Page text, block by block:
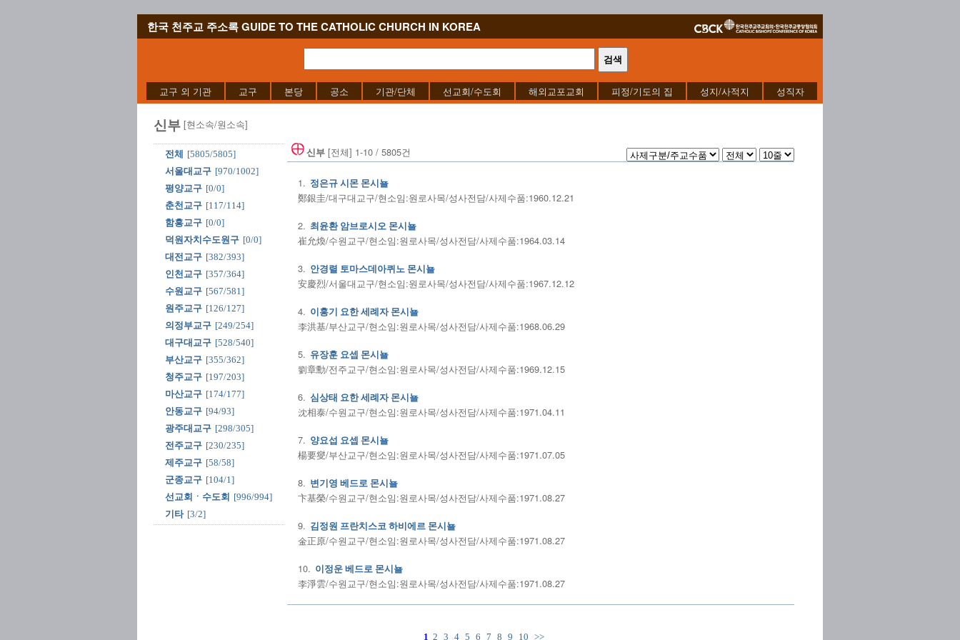
한국 천주교 주소록 GUIDE TO THE CATHOLIC CHURCH IN KOREA
교구 외 기관 교구 본당 공소 기관/단체 선교회/수도회 해외교포교회 피정/기도의 집 성지/사적지 성직자
신부 [현소속/원소속]
전체
[5805/5805]
서울대교구 [970/1002]
평양교구 [0/0]
춘천교구 [117/114]
함흥교구 [0/0]
덕원자치수도원구 [0/0]
대전교구 [382/393]
인천교구 [357/364]
수원교구 [567/581]
원주교구 [126/127]
의정부교구 [249/254]
대구대교구 [528/540]
부산교구 [355/362]
청주교구 [197/203]
마산교구 [174/177]
안동교구 [94/93]
광주대교구 [298/305]
전주교구 [230/235]
제주교구 [58/58]
군종교구 [104/1]
선교회ㆍ수도회 [996/994]
기타 [3/2]
신부 [전체] 1-10 / 5805건
1. 정은규 시몬 몬시뇰
鄭銀圭/대구대교구/현소임:원로사목/성사전담/사제수품:1960.12.21
2. 최윤환 암브로시오 몬시뇰
崔允煥/수원교구/현소임:원로사목/성사전담/사제수품:1964.03.14
3. 안경렬 토마스데아퀴노 몬시뇰
安慶烈/서울대교구/현소임:원로사목/성사전담/사제수품:1967.12.12
4. 이홍기 요한 세례자 몬시뇰
李洪基/부산교구/현소임:원로사목/성사전담/사제수품:1968.06.29
5. 유장훈 요셉 몬시뇰
劉章勳/전주교구/현소임:원로사목/성사전담/사제수품:1969.12.15
6. 심상태 요한 세례자 몬시뇰
沈相泰/수원교구/현소임:원로사목/성사전담/사제수품:1971.04.11
7. 양요섭 요셉 몬시뇰
楊要燮/부산교구/현소임:원로사목/성사전담/사제수품:1971.07.05
8. 변기영 베드로 몬시뇰
卞基榮/수원교구/현소임:원로사목/성사전담/사제수품:1971.08.27
9. 김정원 프란치스코 하비에르 몬시뇰
金正原/수원교구/현소임:원로사목/성사전담/사제수품:1971.08.27
10. 이정운 베드로 몬시뇰
李淨雲/수원교구/현소임:원로사목/성사전담/사제수품:1971.08.27
1 2 3 4 5 6 7 8 9 10 >>